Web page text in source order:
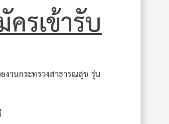
รเข้ารับ
งานกระทรวงสาธารณสุข รุ่น